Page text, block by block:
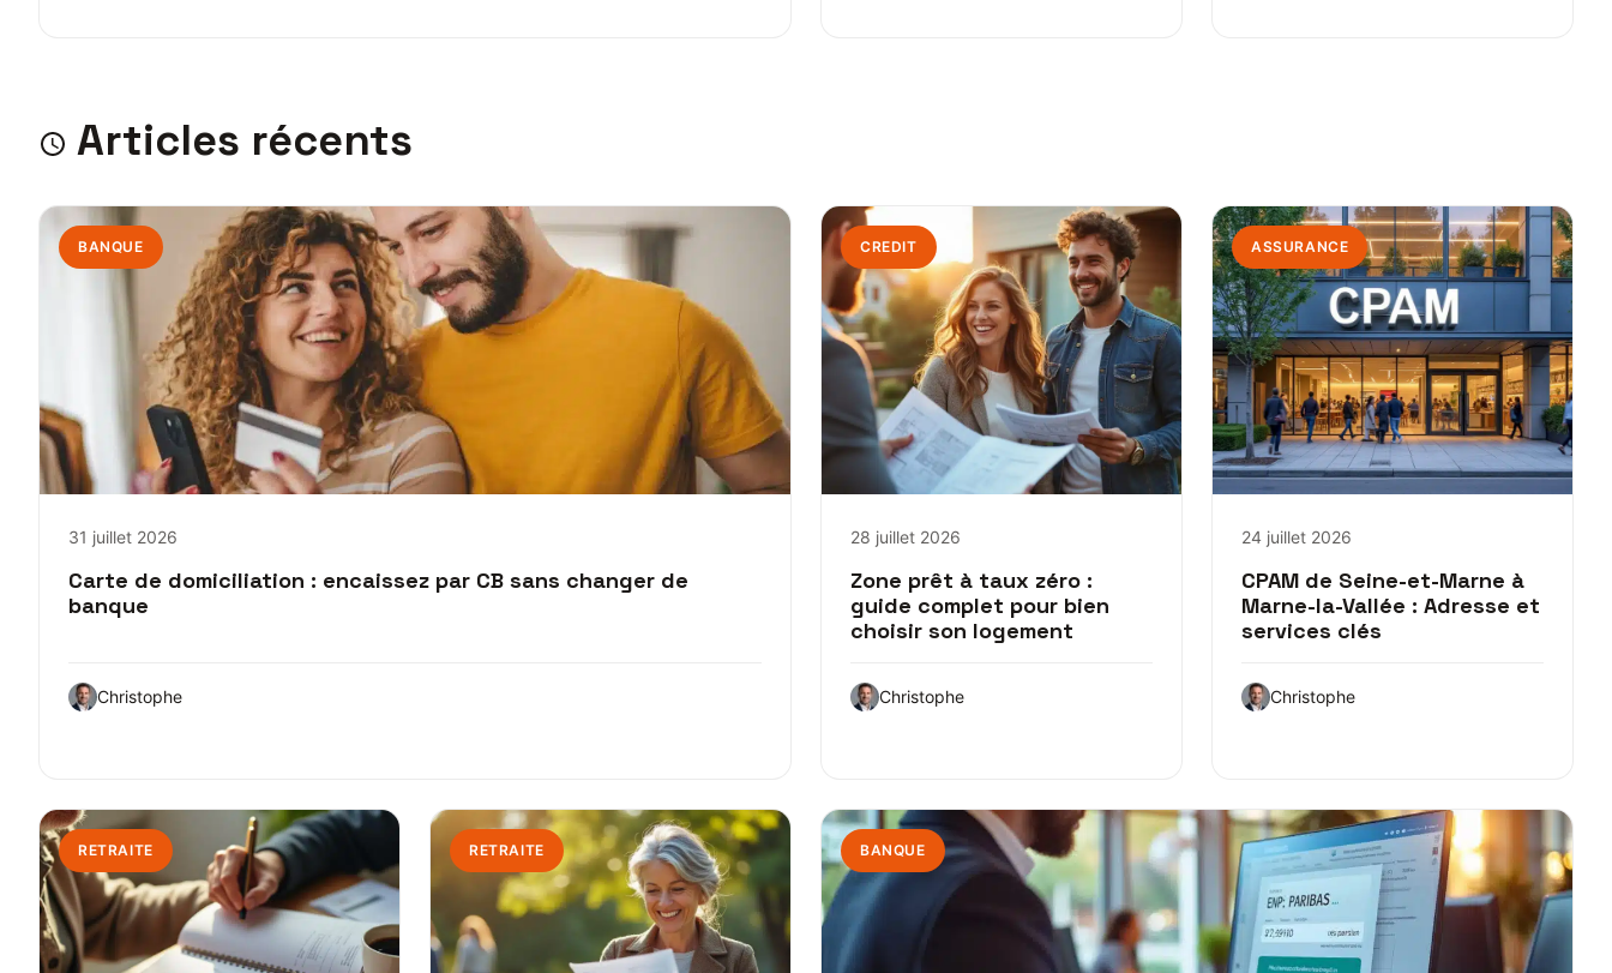
Articles récents
BANQUE
31 juillet 2026
Carte de domiciliation : encaissez par CB sans changer de
banque
Christophe
CREDIT
28 juillet 2026
Zone prêt à taux zéro :
guide complet pour bien
choisir son logement
Christophe
ASSURANCE
24 juillet 2026
CPAM de Seine-et-Marne à
Marne-la-Vallée : Adresse et
services clés
Christophe
RETRAITE RETRAITE BANQUE